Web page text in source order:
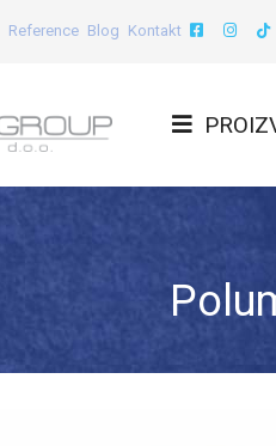
Reference Blog Kontakt